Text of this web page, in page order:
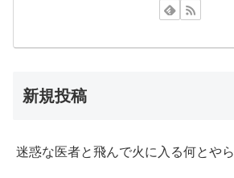
新規投稿
迷惑な医者と飛んで火に入る何とやら